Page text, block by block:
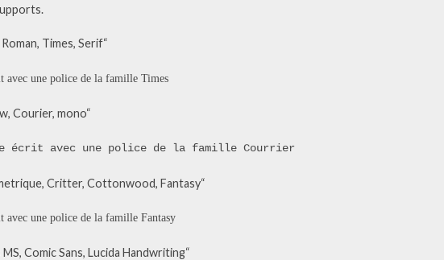
Times, Serif“
avec une police de la famille Times
Courier, mono“
écrit avec une police de la famille Courrier
Critter, Cottonwood, Fantasy“
avec une police de la famille Fantasy
Comic Sans, Lucida Handwriting“